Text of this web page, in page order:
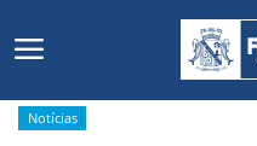
Notícias